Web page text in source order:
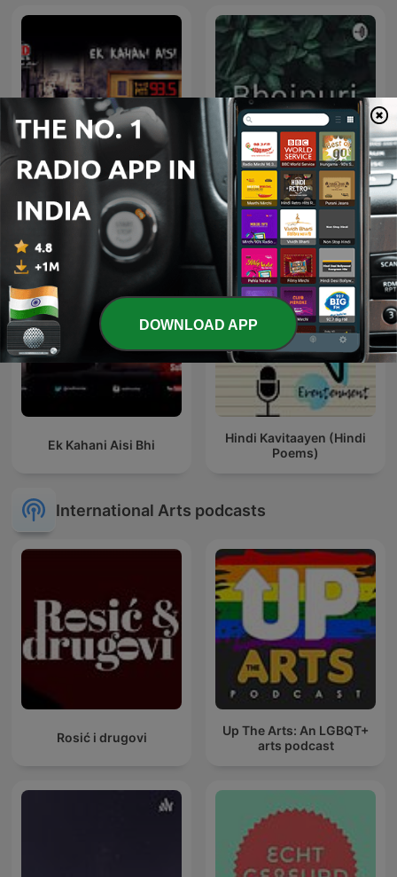
Ek Kahani Aisi Bhi Bhojpuri
Ek Kahani Aisi Bhi
Hindi Kavitaayen (Hindi
Poems)
International Arts podcasts
Rosić i drugovi
Up The Arts: An LGBQT+
arts podcast
DOWNLOAD APP